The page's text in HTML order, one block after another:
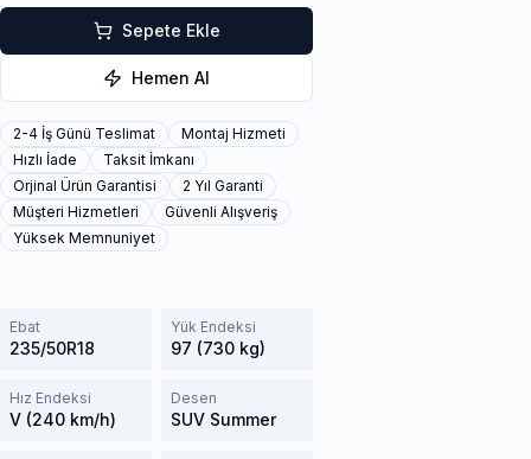
Sepete Ekle
Hemen Al
2-4 İş Günü Teslimat
Montaj Hizmeti
Hızlı İade
Taksit İmkanı
Orjinal Ürün Garantisi
2 Yıl Garanti
Müşteri Hizmetleri
Güvenli Alışveriş
Yüksek Memnuniyet
Ebat
235/50R18
Yük Endeksi
97 (730 kg)
Hız Endeksi
V (240 km/h)
Desen
SUV Summer